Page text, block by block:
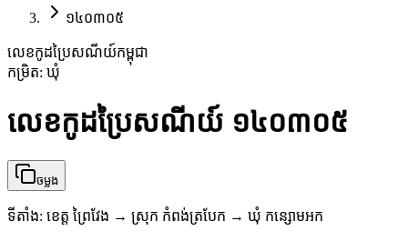
១៤០៣០៥
លេខកូដប្រៃសណីយ៍កម្ពុជា
កម្រិត: ឃុំ
លេខកូដប្រៃសណីយ៍ ១៤០៣០៥
ចម្លង
ទីតាំង: ខេត្ត ព្រៃវែង → ស្រុក កំពង់ត្របែក → ឃុំ កន្សោមអក